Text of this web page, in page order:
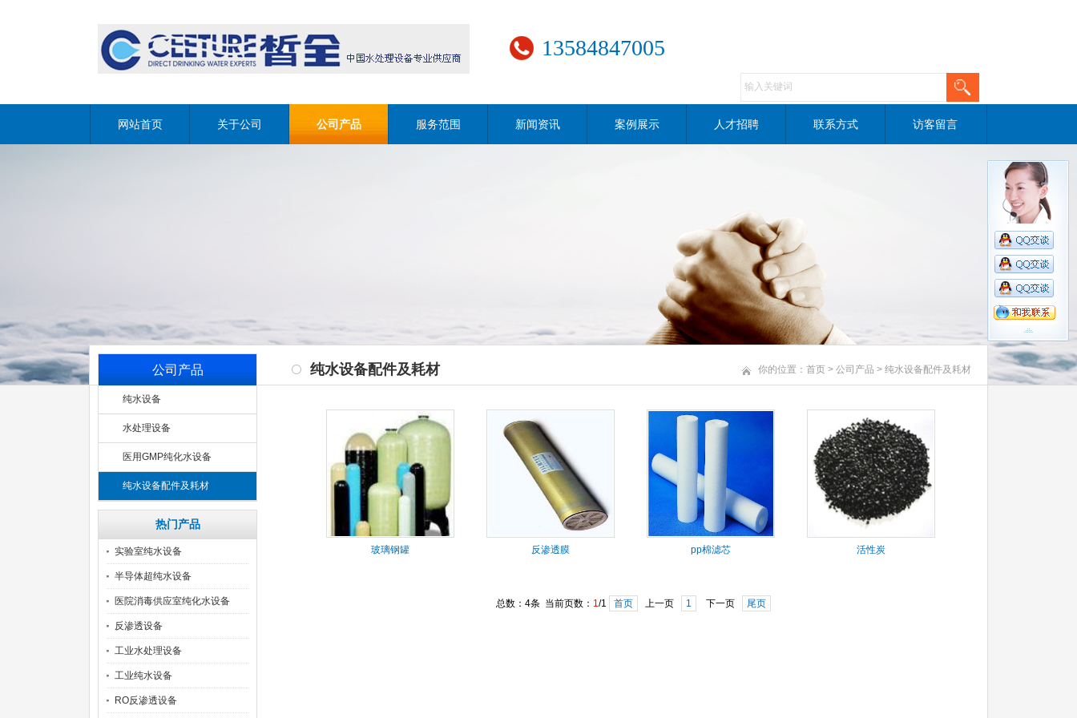
13584847005
网站首页 关于公司 公司产品 服务范围 新闻资讯 案例展示 人才招聘 联系方式 访客留言
公司产品
纯水设备
水处理设备
医用GMP纯化水设备
纯水设备配件及耗材
热门产品
实验室纯水设备
半导体超纯水设备
医院消毒供应室纯化水设备
反渗透设备
工业水处理设备
工业纯水设备
RO反渗透设备
纯水设备配件及耗材 你的位置： 首页 > 公司产品 > 纯水设备配件及耗材
玻璃钢罐 反渗透膜 pp棉滤芯 活性炭
总数：4条 当前页数： 1/1 首页 上一页 1 下一页 尾页